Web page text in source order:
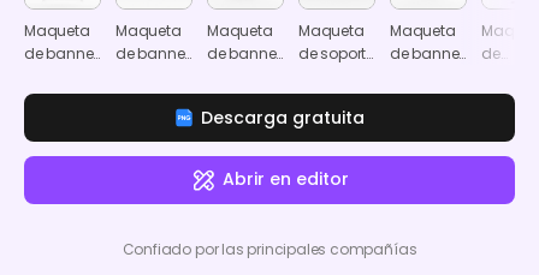
Maqueta
de banner
Maqueta
de banner
Maqueta
de banner
Maqueta
de soporte
banner
Maqueta
de banner
de
de
Descarga gratuita
Abrir en editor
Confiado por las principales compañías